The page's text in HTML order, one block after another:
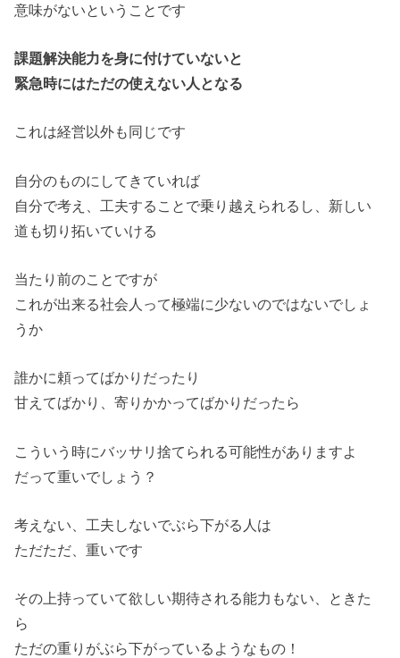
意味がないということです
課題解決能力を身に付けていないと
緊急時にはただの使えない人となる
これは経営以外も同じです
自分のものにしてきていれば
自分で考え、工夫することで乗り越えられるし、新しい
道も切り拓いていける
当たり前のことですが
これが出来る社会人って極端に少ないのではないでしょ
うか
誰かに頼ってばかりだったり
甘えてばかり、寄りかかってばかりだったら
こういう時にバッサリ捨てられる可能性がありますよ
だって重いでしょう？
考えない、工夫しないでぶら下がる人は
ただただ、重いです
その上持っていて欲しい期待される能力もない、ときた
ら
ただの重りがぶら下がっているようなもの！